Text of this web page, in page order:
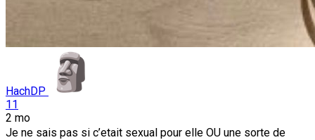
HachDP
11
2 mo
Je ne sais pas si c’etait sexual pour elle OU une sorte de